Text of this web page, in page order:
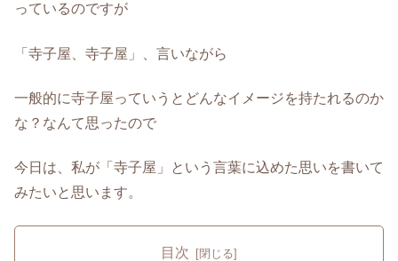
っているのですが
「寺子屋、寺子屋」、言いながら
一般的に寺子屋っていうとどんなイメージを持たれるのか
な？なんて思ったので
今日は、私が「寺子屋」という言葉に込めた思いを書いて
みたいと思います。
目次